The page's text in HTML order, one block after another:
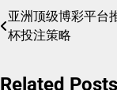
Post
navigation
亚洲顶级博彩平台
杯投注策略
Related Posts